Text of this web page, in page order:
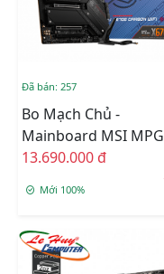
Đã bán: 257
Bo Mạch Chủ -
Mainboard MSI MPG
X670E CARBON WIFI
13.690.000 đ
Mới 100%